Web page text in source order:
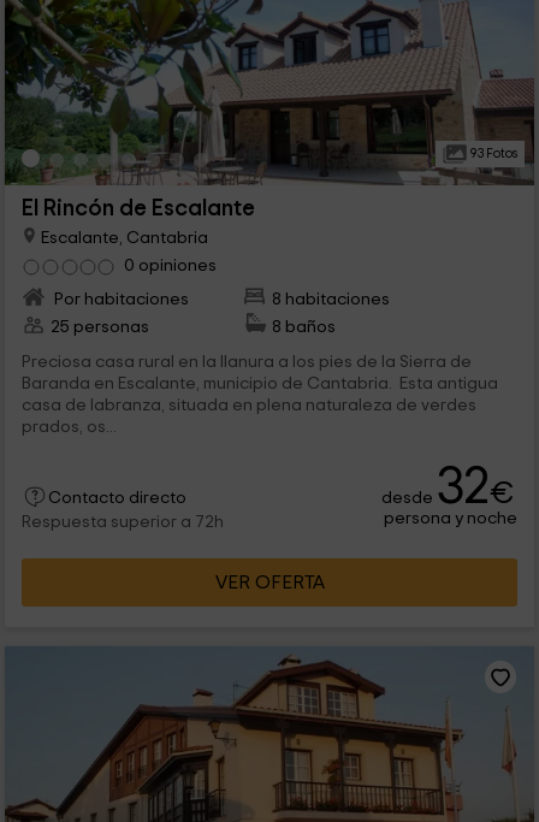
93 Fotos
El Rincón de Escalante
Escalante, Cantabria
0 opiniones
Por habitaciones
8 habitaciones
25 personas
8 baños
Preciosa casa rural en la llanura a los pies de la Sierra de
Baranda en Escalante, municipio de Cantabria. Esta antigua
casa de labranza, situada en plena naturaleza de verdes
prados, os...
Contacto directo
Respuesta superior a 72h
desde 32€
persona y noche
VER OFERTA